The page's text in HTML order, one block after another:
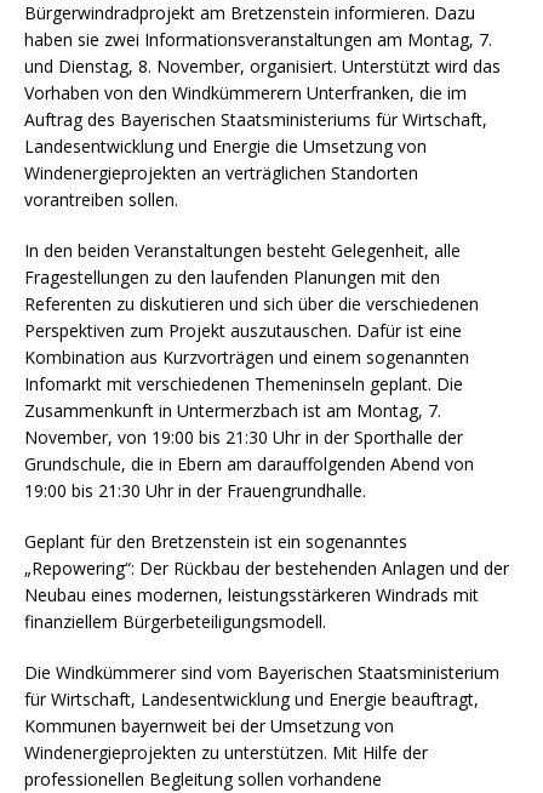
Bürgerwindradprojekt am Bretzenstein informieren. Dazu
haben sie zwei Informationsveranstaltungen am Montag, 7.
und Dienstag, 8. November, organisiert. Unterstützt wird das
Vorhaben von den Windkümmerern Unterfranken, die im
Auftrag des Bayerischen Staatsministeriums für Wirtschaft,
Landesentwicklung und Energie die Umsetzung von
Windenergieprojekten an verträglichen Standorten
vorantreiben sollen.
In den beiden Veranstaltungen besteht Gelegenheit, alle
Fragestellungen zu den laufenden Planungen mit den
Referenten zu diskutieren und sich über die verschiedenen
Perspektiven zum Projekt auszutauschen. Dafür ist eine
Kombination aus Kurzvorträgen und einem sogenannten
Infomarkt mit verschiedenen Themeninseln geplant. Die
Zusammenkunft in Untermerzbach ist am Montag, 7.
November, von 19:00 bis 21:30 Uhr in der Sporthalle der
Grundschule, die in Ebern am darauffolgenden Abend von
19:00 bis 21:30 Uhr in der Frauengrundhalle.
Geplant für den Bretzenstein ist ein sogenanntes
„Repowering“: Der Rückbau der bestehenden Anlagen und der
Neubau eines modernen, leistungsstärkeren Windrads mit
finanziellem Bürgerbeteiligungsmodell.
Die Windkümmerer sind vom Bayerischen Staatsministerium
für Wirtschaft, Landesentwicklung und Energie beauftragt,
Kommunen bayernweit bei der Umsetzung von
Windenergieprojekten zu unterstützen. Mit Hilfe der
professionellen Begleitung sollen vorhandene